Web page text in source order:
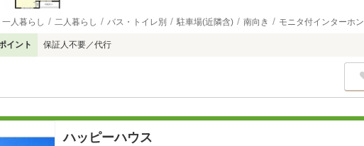
一人暮らし 二人暮らし バス・トイレ別 駐車場(近隣含) 南向き モニタ付インターホン
イント 保証人不要／代行
ハッピーハウス